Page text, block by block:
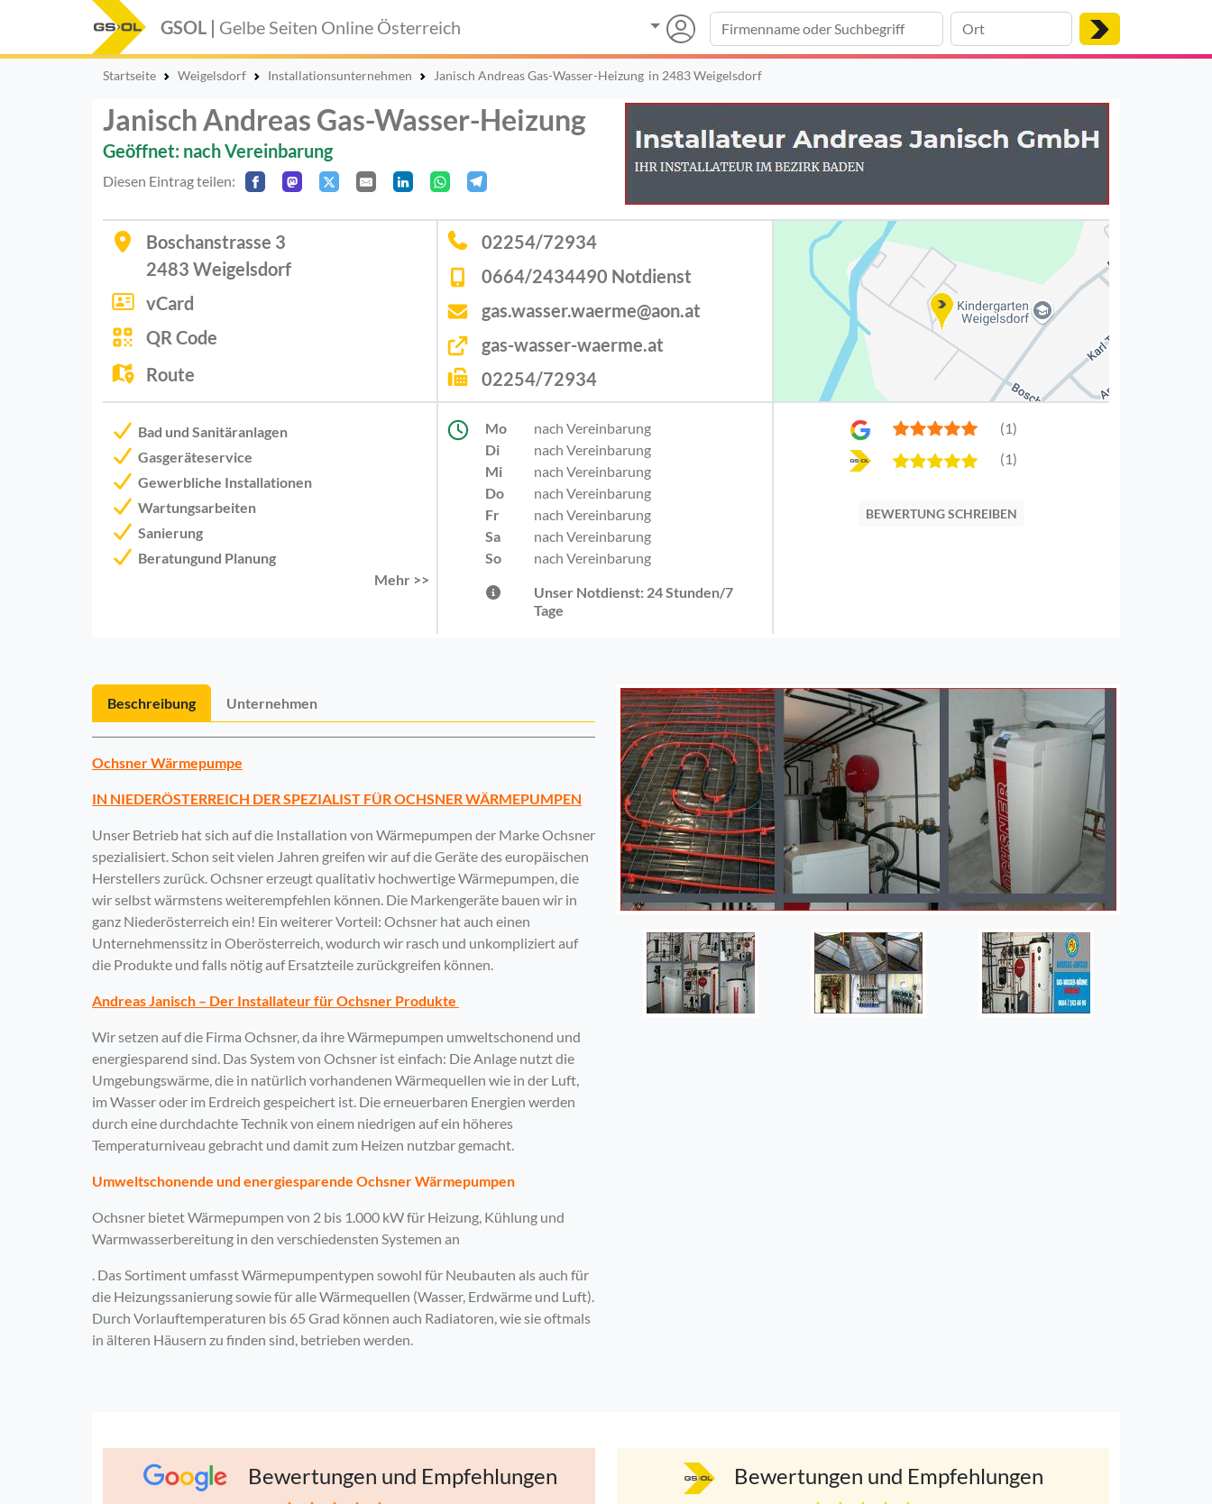
GSOL | Gelbe Seiten Online Österreich
Startseite Weigelsdorf Installationsunternehmen Janisch Andreas Gas-Wasser-Heizung in 2483 Weigelsdorf
Janisch Andreas Gas-Wasser-Heizung
Geöffnet: nach Vereinbarung
Diesen Eintrag teilen:
Boschanstrasse 3
2483 Weigelsdorf
vCard
QR Code
Route
02254/72934
0664/2434490 Notdienst
gas.wasser.waerme@aon.at
gas-wasser-waerme.at
02254/72934
Bad und Sanitäranlagen
Gasgeräteservice
Gewerbliche Installationen
Wartungsarbeiten
Sanierung
Beratungund Planung
Mehr >>
Mo
nach Vereinbarung
Di
nach Vereinbarung
Mi
nach Vereinbarung
Do
nach Vereinbarung
Fr
nach Vereinbarung
Sa
nach Vereinbarung
So
nach Vereinbarung
Unser Notdienst: 24 Stunden/7
Tage
(1)
(1)
BEWERTUNG SCHREIBEN
Beschreibung Unternehmen
Ochsner Wärmepumpe
IN NIEDERÖSTERREICH DER SPEZIALIST FÜR OCHSNER WÄRMEPUMPEN
Unser Betrieb hat sich auf die Installation von Wärmepumpen der Marke Ochsner
spezialisiert. Schon seit vielen Jahren greifen wir auf die Geräte des europäischen
Herstellers zurück. Ochsner erzeugt qualitativ hochwertige Wärmepumpen, die
wir selbst wärmstens weiterempfehlen können. Die Markengeräte bauen wir in
ganz Niederösterreich ein! Ein weiterer Vorteil: Ochsner hat auch einen
Unternehmenssitz in Oberösterreich, wodurch wir rasch und unkompliziert auf
die Produkte und falls nötig auf Ersatzteile zurückgreifen können.
Andreas Janisch – Der Installateur für Ochsner Produkte
Wir setzen auf die Firma Ochsner, da ihre Wärmepumpen umweltschonend und
energiesparend sind. Das System von Ochsner ist einfach: Die Anlage nutzt die
Umgebungswärme, die in natürlich vorhandenen Wärmequellen wie in der Luft,
im Wasser oder im Erdreich gespeichert ist. Die erneuerbaren Energien werden
durch eine durchdachte Technik von einem niedrigen auf ein höheres
Temperaturniveau gebracht und damit zum Heizen nutzbar gemacht.
Umweltschonende und energiesparende Ochsner Wärmepumpen
Ochsner bietet Wärmepumpen von 2 bis 1.000 kW für Heizung, Kühlung und
Warmwasserbereitung in den verschiedensten Systemen an
. Das Sortiment umfasst Wärmepumpentypen sowohl für Neubauten als auch für
die Heizungssanierung sowie für alle Wärmequellen (Wasser, Erdwärme und Luft).
Durch Vorlauftemperaturen bis 65 Grad können auch Radiatoren, wie sie oftmals
in älteren Häusern zu finden sind, betrieben werden.
Bewertungen und Empfehlungen Bewertungen und Empfehlungen